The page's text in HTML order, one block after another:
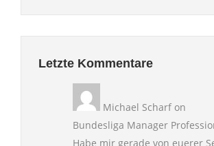
Letzte Kommentare
Michael Scharf on
Bundesliga Manager
Habe mir gerade von euerer